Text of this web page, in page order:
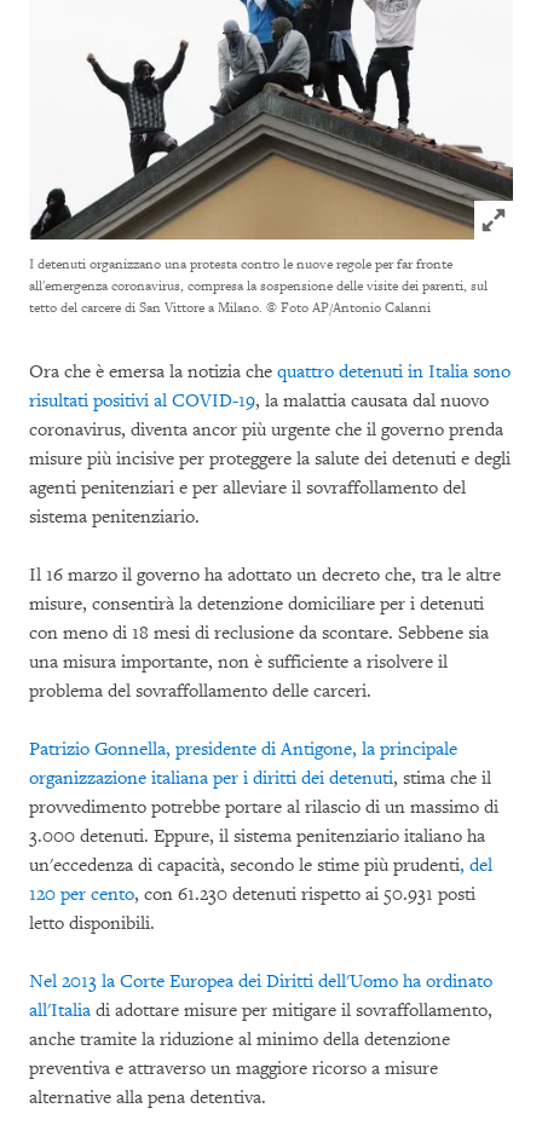
Click to
I detenuti organizzano una protesta contro le nuove regole per far fronte
all'emergenza coronavirus, compresa la sospensione delle visite dei parenti, sul
tetto del carcere di San Vittore a Milano. © Foto AP/Antonio Calanni
Ora che è emersa la notizia che quattro detenuti in Italia sono
risultati positivi al COVID-19, la malattia causata dal nuovo
coronavirus, diventa ancor più urgente che il governo prenda
misure più incisive per proteggere la salute dei detenuti e degli
agenti penitenziari e per alleviare il sovraffollamento del
sistema penitenziario.
Il 16 marzo il governo ha adottato un decreto che, tra le altre
misure, consentirà la detenzione domiciliare per i detenuti
con meno di 18 mesi di reclusione da scontare. Sebbene sia
una misura importante, non è sufficiente a risolvere il
problema del sovraffollamento delle carceri.
Patrizio Gonnella, presidente di Antigone, la principale
organizzazione italiana per i diritti dei detenuti, stima che il
provvedimento potrebbe portare al rilascio di un massimo di
3.000 detenuti. Eppure, il sistema penitenziario italiano ha
un'eccedenza di capacità, secondo le stime più prudenti, del
120 per cento, con 61.230 detenuti rispetto ai 50.931 posti
letto disponibili.
Nel 2013 la Corte Europea dei Diritti dell'Uomo ha ordinato
all'Italia di adottare misure per mitigare il sovraffollamento,
anche tramite la riduzione al minimo della detenzione
preventiva e attraverso un maggiore ricorso a misure
alternative alla pena detentiva.